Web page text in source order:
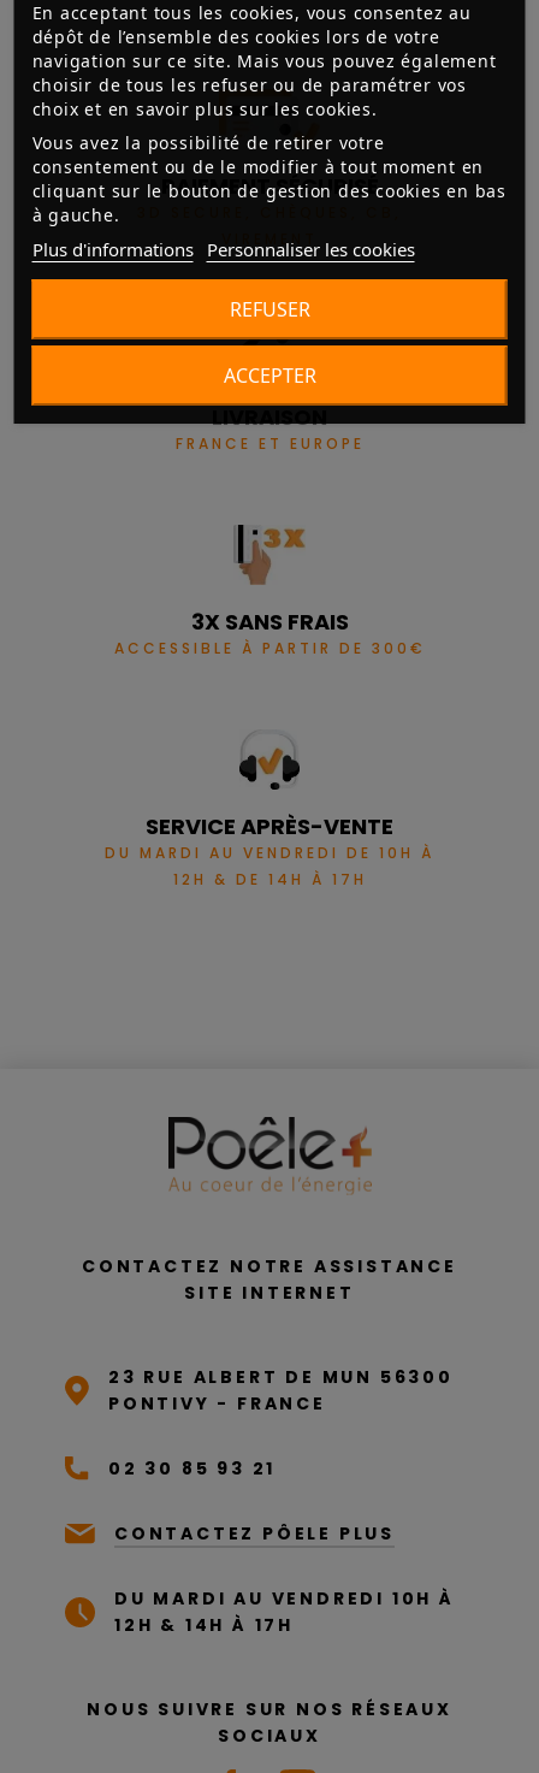
En acceptant tous les cookies, vous consentez au
dépôt de l’ensemble des cookies lors de votre
navigation sur ce site. Mais vous pouvez également
choisir de tous les refuser ou de paramétrer vos
choix et en savoir plus sur les cookies.
Vous avez la possibilité de retirer votre
consentement ou de le modifier à tout moment en
cliquant sur le bouton de gestion des cookies en bas
à gauche.
Plus d'informations Personnaliser les cookies
REFUSER
ACCEPTER
PAIEMENT SÉCURISÉ
VIREMENT
LIVRAISON
FRANCE ET EUROPE
3X SANS FRAIS
ACCESSIBLE À PARTIR DE 300€
SERVICE APRÈS-VENTE
DU MARDI AU VENDREDI DE 10H À
12H & DE 14H À 17H
CONTACTEZ NOTRE ASSISTANCE
SITE INTERNET
23 RUE ALBERT DE MUN 56300
PONTIVY - FRANCE
02 30 85 93 21
CONTACTEZ PÔELE PLUS
DU MARDI AU VENDREDI 10H À
12H & 14H À 17H
NOUS SUIVRE SUR NOS RÉSEAUX
SOCIAUX